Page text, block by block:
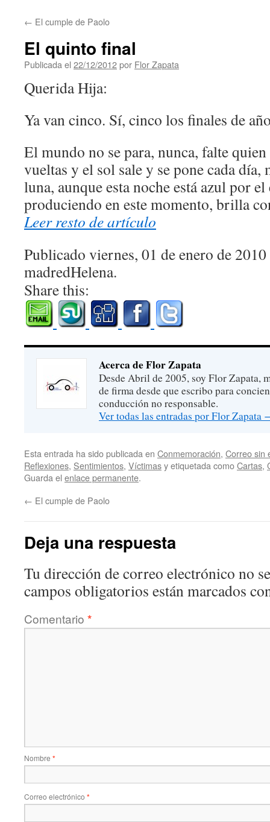
← El cumple de Paolo
El quinto final
Publicada el 22/12/2012por Flor Zapata
Querida Hija:
Ya van cinco. Sí, cinco los finales de
El mundo no se para, nunca, falte
vueltas y el sol sale y se pone cada día,
luna, aunque esta noche está azul por el
produciendo en este momento, brilla
Leer resto de artículo
Publicado viernes, 01 de enero de
madredHelena.
Share this:
Acerca de Flor Zapata
Desde Abril de 2005, soy Flor Zapata,
de firma desde que escribo para
conducción no responsable.
Ver todas las entradas por Flor Zapata
Esta entrada ha sido publicada en Conmemoración, Correo sin
Reflexiones, Sentimientos, Víctimasy etiquetada comoCartas,
Guarda el enlace permanente.
← El cumple de Paolo
Deja una respuesta
Tu dirección de correo electrónico no
campos obligatorios están marcados
Comentario *
Nombre *
Correo electrónico *